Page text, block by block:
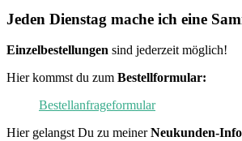
Jeden Dienstag mache ich eine
Einzelbestellungen sind jederzeit möglich!
Hier kommst du zum Bestellformular:
Bestellanfrageformular
Hier gelangst Du zu meinerNeukunden-Info